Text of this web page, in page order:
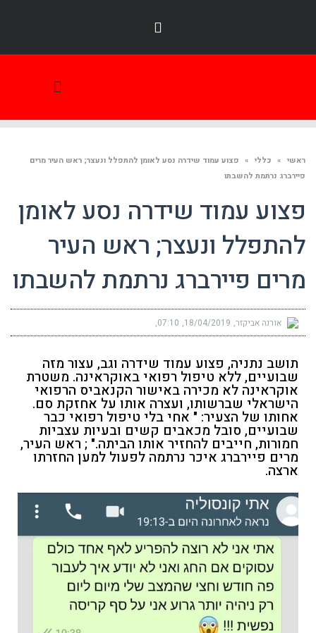
ראשי » כללי » פצוע עמוד שידרה נסע לאומן להתפלל ונעצר; ראש העיר מרים
פיירברג נרתמת להשבתו
פצוע עמוד שידרה נסע לאומן
להתפלל ונעצר; ראש העיר
מרים פיירברג נרתמת להשבתו
אורנה אביקזר 18/04/2019
07:10
תושב נתניה, פצוע עמוד שידרה וגב, עצור מזה
שבועיים, ללא טיפול רפואי באוקראינה. משטרת
אוקראינה לא מכירה באישור הקנאביס הרפואי
הישראלי שברשותו, ועצרה אותו על אחזקת סם.
אחותו של הצעיר: " אחי בלי טיפול רפואי כבר
שבועיים, סובל מכאבים קשים ובעיות עצביות
חמורות, חייבים להחזיר אותו הביתה." ; ראש העיר,
מרים פיירברג איכר נרתמה לפעול למען החזרתו
ארצה.